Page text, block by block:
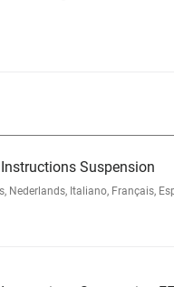
Suspension
Nederlands, Italiano, Français,